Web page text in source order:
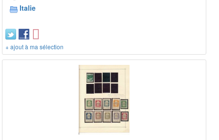
Italie
+ ajout à ma sélection